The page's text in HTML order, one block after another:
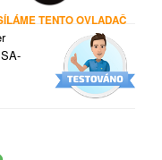
TENTO OVLADAČ